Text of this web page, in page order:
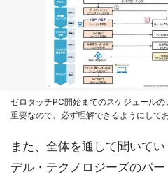
ゼロタッチPC開始までのスケジュール
重要なので、必ず理解できるようにして
また、全体を通して聞いて
デル・テクノロジーズのパ